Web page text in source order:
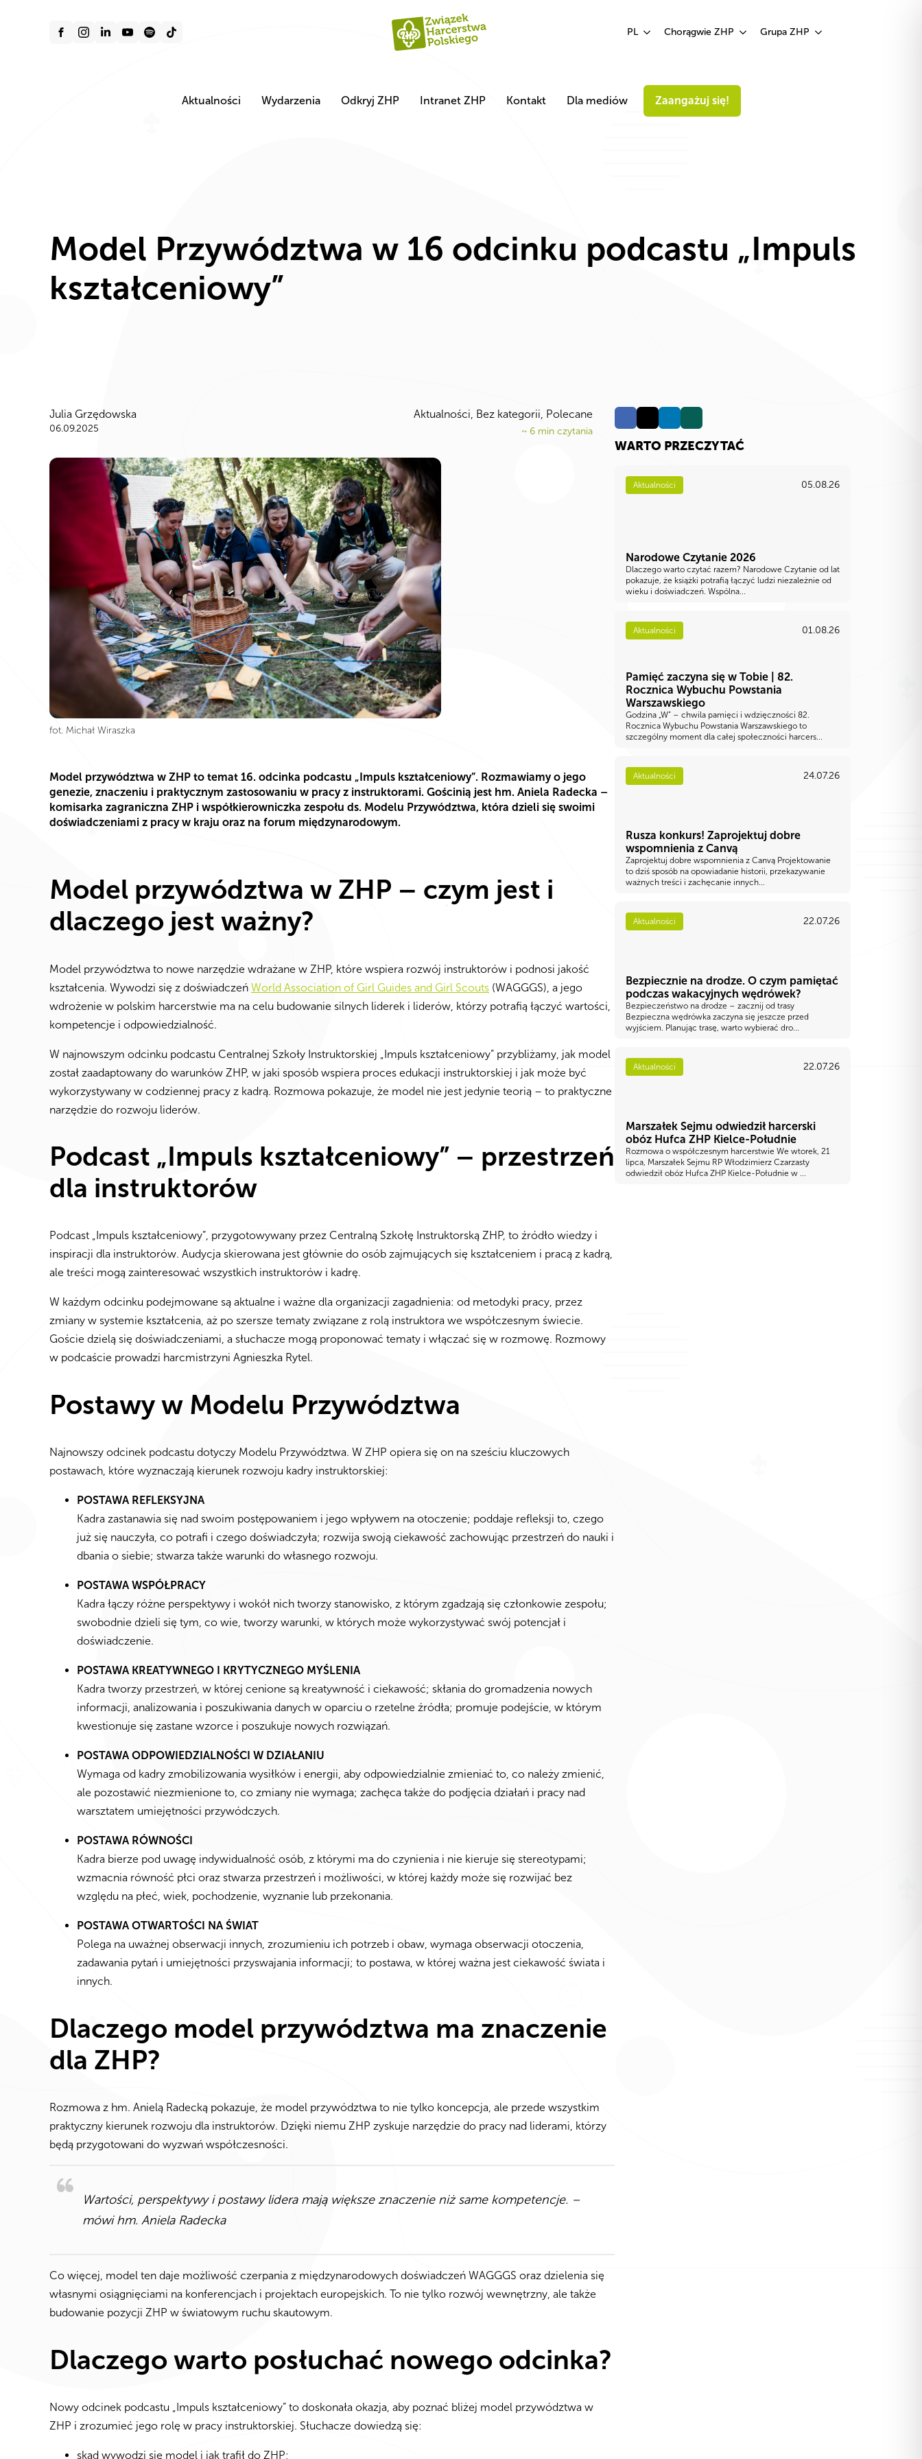
PL Chorągwie ZHP Grupa ZHP
Aktualności Wydarzenia Odkryj ZHP Intranet ZHP Kontakt Dla mediów Zaangażuj się!
Model Przywództwa w 16 odcinku podcastu „Impuls
kształceniowy”
Julia Grzędowska
06.09.2025
Aktualności Bez kategorii Polecane
~ 6 min czytania
fot. Michał Wiraszka
Model przywództwa w ZHP to temat 16. odcinka podcastu „Impuls kształceniowy”. Rozmawiamy o jego
genezie, znaczeniu i praktycznym zastosowaniu w pracy z instruktorami. Gościnią jest hm. Aniela Radecka –
komisarka zagraniczna ZHP i współkierowniczka zespołu ds. Modelu Przywództwa, która dzieli się swoimi
doświadczeniami z pracy w kraju oraz na forum międzynarodowym.
Model przywództwa w ZHP – czym jest i
dlaczego jest ważny?
Model przywództwa to nowe narzędzie wdrażane w ZHP, które wspiera rozwój instruktorów i podnosi jakość
kształcenia. Wywodzi się z doświadczeń World Association of Girl Guides and Girl Scouts (WAGGGS), a jego
wdrożenie w polskim harcerstwie ma na celu budowanie silnych liderek i liderów, którzy potrafią łączyć wartości,
kompetencje i odpowiedzialność.
W najnowszym odcinku podcastu Centralnej Szkoły Instruktorskiej „Impuls kształceniowy” przybliżamy, jak model
został zaadaptowany do warunków ZHP, w jaki sposób wspiera proces edukacji instruktorskiej i jak może być
wykorzystywany w codziennej pracy z kadrą. Rozmowa pokazuje, że model nie jest jedynie teorią – to praktyczne
narzędzie do rozwoju liderów.
Podcast „Impuls kształceniowy” – przestrzeń
dla instruktorów
Podcast „Impuls kształceniowy”, przygotowywany przez Centralną Szkołę Instruktorską ZHP, to źródło wiedzy i
inspiracji dla instruktorów. Audycja skierowana jest głównie do osób zajmujących się kształceniem i pracą z kadrą,
ale treści mogą zainteresować wszystkich instruktorów i kadrę.
W każdym odcinku podejmowane są aktualne i ważne dla organizacji zagadnienia: od metodyki pracy, przez
zmiany w systemie kształcenia, aż po szersze tematy związane z rolą instruktora we współczesnym świecie.
Goście dzielą się doświadczeniami, a słuchacze mogą proponować tematy i włączać się w rozmowę. Rozmowy
w podcaście prowadzi harcmistrzyni Agnieszka Rytel.
Postawy w Modelu Przywództwa
Najnowszy odcinek podcastu dotyczy Modelu Przywództwa. W ZHP opiera się on na sześciu kluczowych
postawach, które wyznaczają kierunek rozwoju kadry instruktorskiej:
POSTAWA REFLEKSYJNA
Kadra zastanawia się nad swoim postępowaniem i jego wpływem na otoczenie; poddaje refleksji to, czego
już się nauczyła, co potrafi i czego doświadczyła; rozwija swoją ciekawość zachowując przestrzeń do nauki i
dbania o siebie; stwarza także warunki do własnego rozwoju.
POSTAWA WSPÓŁPRACY
Kadra łączy różne perspektywy i wokół nich tworzy stanowisko, z którym zgadzają się członkowie zespołu;
swobodnie dzieli się tym, co wie, tworzy warunki, w których może wykorzystywać swój potencjał i
doświadczenie.
POSTAWA KREATYWNEGO I KRYTYCZNEGO MYŚLENIA
Kadra tworzy przestrzeń, w której cenione są kreatywność i ciekawość; skłania do gromadzenia nowych
informacji, analizowania i poszukiwania danych w oparciu o rzetelne źródła; promuje podejście, w którym
kwestionuje się zastane wzorce i poszukuje nowych rozwiązań.
POSTAWA ODPOWIEDZIALNOŚCI W DZIAŁANIU
Wymaga od kadry zmobilizowania wysiłków i energii, aby odpowiedzialnie zmieniać to, co należy zmienić,
ale pozostawić niezmienione to, co zmiany nie wymaga; zachęca także do podjęcia działań i pracy nad
warsztatem umiejętności przywódczych.
POSTAWA RÓWNOŚCI
Kadra bierze pod uwagę indywidualność osób, z którymi ma do czynienia i nie kieruje się stereotypami;
wzmacnia równość płci oraz stwarza przestrzeń i możliwości, w której każdy może się rozwijać bez
względu na płeć, wiek, pochodzenie, wyznanie lub przekonania.
POSTAWA OTWARTOŚCI NA ŚWIAT
Polega na uważnej obserwacji innych, zrozumieniu ich potrzeb i obaw, wymaga obserwacji otoczenia,
zadawania pytań i umiejętności przyswajania informacji; to postawa, w której ważna jest ciekawość świata i
innych.
Dlaczego model przywództwa ma znaczenie
dla ZHP?
Rozmowa z hm. Anielą Radecką pokazuje, że model przywództwa to nie tylko koncepcja, ale przede wszystkim
praktyczny kierunek rozwoju dla instruktorów. Dzięki niemu ZHP zyskuje narzędzie do pracy nad liderami, którzy
będą przygotowani do wyzwań współczesności.
Wartości, perspektywy i postawy lidera mają większe znaczenie niż same kompetencje. –
mówi hm. Aniela Radecka
Co więcej, model ten daje możliwość czerpania z międzynarodowych doświadczeń WAGGGS oraz dzielenia się
własnymi osiągnięciami na konferencjach i projektach europejskich. To nie tylko rozwój wewnętrzny, ale także
budowanie pozycji ZHP w światowym ruchu skautowym.
Dlaczego warto posłuchać nowego odcinka?
Nowy odcinek podcastu „Impuls kształceniowy” to doskonała okazja, aby poznać bliżej model przywództwa w
ZHP i zrozumieć jego rolę w pracy instruktorskiej. Słuchacze dowiedzą się:
skąd wywodzi się model i jak trafił do ZHP;
WARTO PRZECZYTAĆ
Aktualności 05.08.26
Narodowe Czytanie 2026
Dlaczego warto czytać razem? Narodowe Czytanie od lat
pokazuje, że książki potrafią łączyć ludzi niezależnie od
wieku i doświadczeń. Wspólna...
Aktualności 01.08.26
Pamięć zaczyna się w Tobie | 82.
Rocznica Wybuchu Powstania
Warszawskiego
Godzina „W” – chwila pamięci i wdzięczności 82.
Rocznica Wybuchu Powstania Warszawskiego to
szczególny moment dla całej społeczności harcers...
Aktualności 24.07.26
Rusza konkurs! Zaprojektuj dobre
wspomnienia z Canvą
Zaprojektuj dobre wspomnienia z Canvą Projektowanie
to dziś sposób na opowiadanie historii, przekazywanie
ważnych treści i zachęcanie innych...
Aktualności 22.07.26
Bezpiecznie na drodze. O czym pamiętać
podczas wakacyjnych wędrówek?
Bezpieczeństwo na drodze – zacznij od trasy
Bezpieczna wędrówka zaczyna się jeszcze przed
wyjściem. Planując trasę, warto wybierać dro...
Aktualności 22.07.26
Marszałek Sejmu odwiedził harcerski
obóz Hufca ZHP Kielce-Południe
Rozmowa o współczesnym harcerstwie We wtorek, 21
lipca, Marszałek Sejmu RP Włodzimierz Czarzasty
odwiedził obóz Hufca ZHP Kielce-Południe w ...